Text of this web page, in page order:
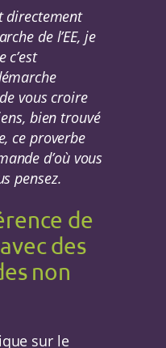
directement
de l’EE, je
c’est
vous croire
bien trouvé
ce proverbe
d’où vous
pensez.
de
des
non
sur le